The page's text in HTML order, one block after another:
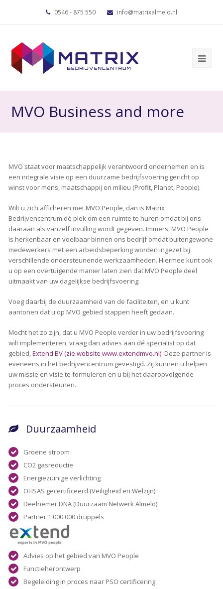
0546 - 875 550 info@matrixalmelo.nl
MVO Business and more
MVO staat voor maatschappelijk verantwoord ondernemen en is
een integrale visie op een duurzame bedrijfsvoering gericht op
winst voor mens, maatschappij en milieu (Profit, Planet, People).
Wilt u zich afficheren met MVO People, dan is Matrix
Bedrijvencentrum dé plek om een ruimte te huren omdat bij ons
daaraan als vanzelf invulling wordt gegeven. Immers, MVO People
is herkenbaar en voelbaar binnen ons bedrijf omdat buitengewone
medewerkers met een arbeidsbeperking worden ingezet bij
verschillende ondersteunende werkzaamheden. Hiermee kunt ook
u op een overtuigende manier laten zien dat MVO People deel
uitmaakt van uw dagelijkse bedrijfsvoering.
Voeg daarbij de duurzaamheid van de faciliteiten, en u kunt
aantonen dat u op MVO gebied stappen heeft gedaan.
Mocht het zo zijn, dat u MVO People verder in uw bedrijfsvoering
wilt implementeren, vraag dan advies aan dé specialist op dat
gebied, Extend BV (zie website www.extendmvo.nl). Deze partner is
eveneens in het bedrijvencentrum gevestigd. Zij kunnen u helpen
uw missie en visie te formuleren en u bij het daaropvolgende
proces ondersteunen.
Duurzaamheid
Groene stroom
CO2 gasreductie
Energiezuinige verlichting
OHSAS gecertificeerd (Veiligheid en Welzijn)
Deelnemer DNA (Duurzaam Netwerk Almelo)
Partner 1.000.000 druppels
Advies op het gebied van MVO People
Functieherontwerp
Begeleiding in proces naar PSO certificering